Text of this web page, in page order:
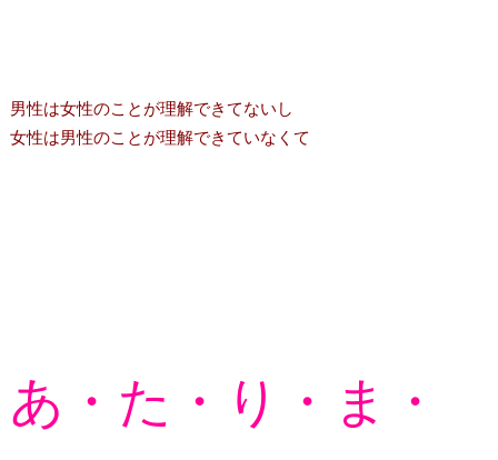
男性は女性のことが理解できてないし
女性は男性のことが理解できていなくて
あ・た・り・ま・